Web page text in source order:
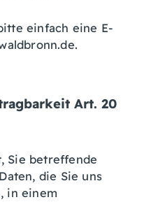
einfach eine E-
Art. 20
Sie betreffende
die Sie uns
in einem